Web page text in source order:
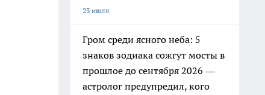
23 июля
Гром среди ясного неба: 5
знаков зодиака сожгут мосты в
прошлое до сентября 2026 —
астролог предупредил, кого